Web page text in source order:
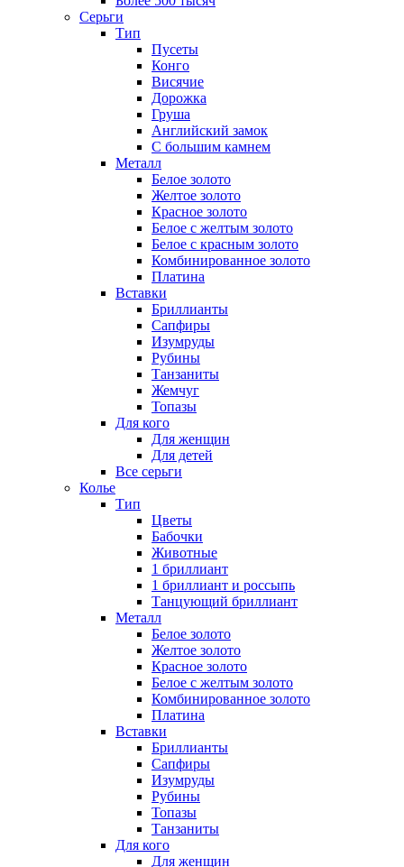
Серьги
Тип
Пусеты
Конго
Висячие
Дорожка
Груша
Английский замок
С большим камнем
Металл
Белое золото
Желтое золото
Красное золото
Белое с желтым золото
Белое с красным золото
Комбинированное золото
Платина
Вставки
Бриллианты
Сапфиры
Изумруды
Рубины
Танзаниты
Жемчуг
Топазы
Для кого
Для женщин
Для детей
Все серьги
Колье
Тип
Цветы
Бабочки
Животные
1 бриллиант
1 бриллиант и россыпь
Танцующий бриллиант
Металл
Белое золото
Желтое золото
Красное золото
Белое с желтым золото
Комбинированное золото
Платина
Вставки
Бриллианты
Сапфиры
Изумруды
Рубины
Топазы
Танзаниты
Для кого
Для женщин